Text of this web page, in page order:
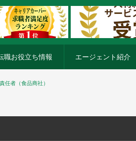
職お役立ち情報 エージェント紹介
任者（食品商社）